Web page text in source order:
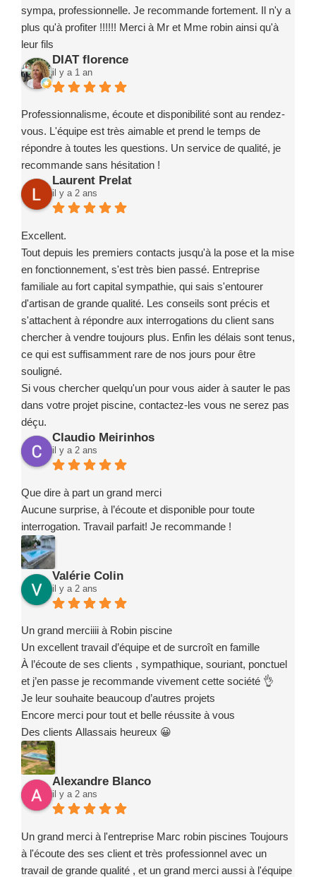
sympa, professionnelle. Je recommande fortement. Il n'y a
plus qu'à profiter !!!!!! Merci à Mr et Mme robin ainsi qu'à
leur fils
DIAT florence
il y a 1 an
Professionnalisme, écoute et disponibilité sont au rendez-
vous. L'équipe est très aimable et prend le temps de
répondre à toutes les questions. Un service de qualité, je
recommande sans hésitation !
Laurent Prelat
il y a 2 ans
Excellent.
Tout depuis les premiers contacts jusqu'à la pose et la mise
en fonctionnement, s'est très bien passé. Entreprise
familiale au fort capital sympathie, qui sais s'entourer
d'artisan de grande qualité. Les conseils sont précis et
s'attachent à répondre aux interrogations du client sans
chercher à vendre toujours plus. Enfin les délais sont tenus,
ce qui est suffisamment rare de nos jours pour être
souligné.
Si vous chercher quelqu'un pour vous aider à sauter le pas
dans votre projet piscine, contactez-les vous ne serez pas
déçu.
Claudio Meirinhos
il y a 2 ans
Que dire à part un grand merci
Aucune surprise, à l’écoute et disponible pour toute
interrogation. Travail parfait! Je recommande !
Valérie Colin
il y a 2 ans
Un grand merciiii à Robin piscine
Un excellent travail d’équipe et de surcroît en famille
À l’écoute de ses clients , sympathique, souriant, ponctuel
et j’en passe je recommande vivement cette société 👌
Je leur souhaite beaucoup d’autres projets
Encore merci pour tout et belle réussite à vous
Des clients Allassais heureux 😀
Alexandre Blanco
il y a 2 ans
Un grand merci à l'entreprise Marc robin piscines Toujours
à l'écoute des ses client et très professionnel avec un
travail de grande qualité , et un grand merci aussi à l'équipe